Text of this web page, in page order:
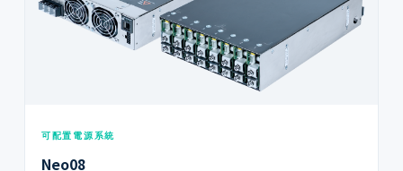
可配置電源系統
Neo08